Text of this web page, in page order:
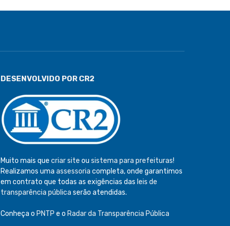
DESENVOLVIDO POR CR2
Muito mais que criar site ou sistema para prefeituras!
Realizamos uma assessoria completa, onde garantimos
em contrato que todas as exigências das leis de
transparência pública serão atendidas.
Conheça o PNTP e o Radar da Transparência Pública